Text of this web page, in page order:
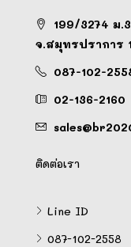
199/3274 ม
จ.สมุทรปราการ
087-102-
02-136-2160
ติดต่อเรา
Line ID
087-102-2558